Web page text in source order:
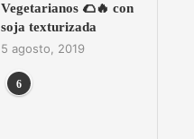
Vegetarianos 🌮🔥 con
soja texturizada
5 agosto, 2019
6